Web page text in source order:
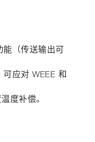
能（传送输出可
应对 WEEE 和
度补偿。